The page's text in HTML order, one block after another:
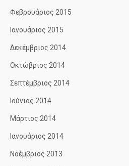
Φεβρουάριος 2015
Ιανουάριος 2015
Δεκέμβριος 2014
Οκτώβριος 2014
Σεπτέμβριος 2014
Ιούνιος 2014
Μάρτιος 2014
Ιανουάριος 2014
Νοέμβριος 2013